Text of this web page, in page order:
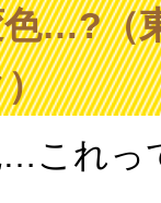
…?（
これっ